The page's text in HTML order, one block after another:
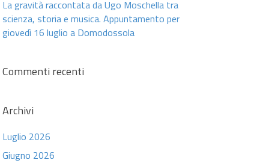
La gravità raccontata da Ugo Moschella tra
scienza, storia e musica. Appuntamento per
giovedì 16 luglio a Domodossola
Commenti recenti
Archivi
Luglio 2026
Giugno 2026